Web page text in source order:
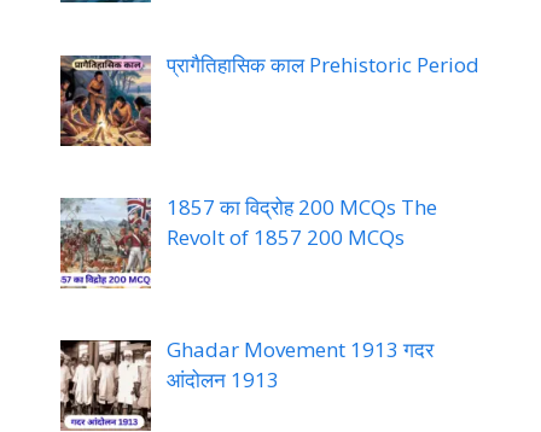
प्रागैतिहासिक काल Prehistoric Period
1857 का विद्रोह 200 MCQs The
Revolt of 1857 200 MCQs
Ghadar Movement 1913 गदर
आंदोलन 1913